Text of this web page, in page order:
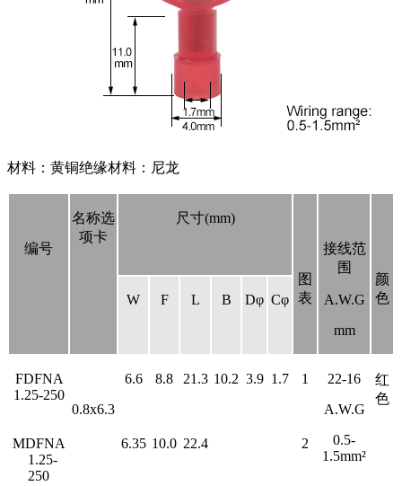
材料：黄铜绝缘材料：尼龙
编号
名称选
项卡
尺寸(mm)
图
表
接线范
围
A.W.G
mm
颜
色
W F L B Dφ Cφ
FDFNA
1.25-250
0.8x6.3
6.6 8.8 21.3 10.2 3.9 1.7 1
22-16
A.W.G
0.5-
1.5mm²
红
色
MDFNA
1.25-
250
6.35 10.0 22.4 2